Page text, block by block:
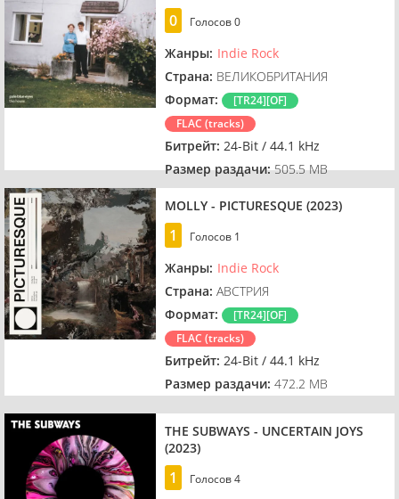
0 Голосов0
Жанры: Indie Rock
Страна: ВЕЛИКОБРИТАНИЯ
Формат:
[TR24][OF]
FLAC (tracks)
Битрейт: 24-Bit / 44.1 kHz
Размер раздачи: 505.5 MB
MOLLY - PICTURESQUE (2023)
1 Голосов 1
Жанры: Indie Rock
Страна: АВСТРИЯ
Формат:
[TR24][OF]
FLAC (tracks)
Битрейт: 24-Bit / 44.1 kHz
Размер раздачи: 472.2 MB
THE SUBWAYS - UNCERTAIN JOYS
(2023)
1 Голосов4